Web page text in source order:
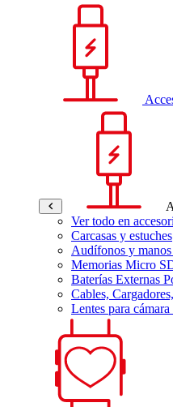
Ver todo en
Carcasas y estuches
Audífonos y
Memorias Micro
Baterías Externas
Cables,
Lentes para